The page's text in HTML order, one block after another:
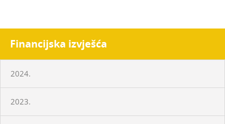
Financijska izvješća
2024.
2023.